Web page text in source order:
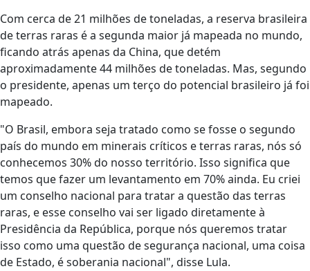
Com cerca de 21 milhões de toneladas, a reserva brasileira
de terras raras é a segunda maior já mapeada no mundo,
ficando atrás apenas da China, que detém
aproximadamente 44 milhões de toneladas. Mas, segundo
o presidente, apenas um terço do potencial brasileiro já foi
mapeado.
"O Brasil, embora seja tratado como se fosse o segundo
país do mundo em minerais críticos e terras raras, nós só
conhecemos 30% do nosso território. Isso significa que
temos que fazer um levantamento em 70% ainda. Eu criei
um conselho nacional para tratar a questão das terras
raras, e esse conselho vai ser ligado diretamente à
Presidência da República, porque nós queremos tratar
isso como uma questão de segurança nacional, uma coisa
de Estado, é soberania nacional", disse Lula.